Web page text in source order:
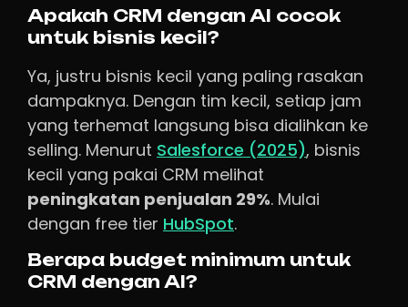
Apakah CRM dengan AI cocok
untuk bisnis kecil?
Ya, justru bisnis kecil yang paling rasakan
dampaknya. Dengan tim kecil, setiap jam
yang terhemat langsung bisa dialihkan ke
selling. Menurut Salesforce (2025), bisnis
kecil yang pakai CRM melihat
peningkatan penjualan 29%. Mulai
dengan free tier HubSpot.
Berapa budget minimum untuk
CRM dengan AI?